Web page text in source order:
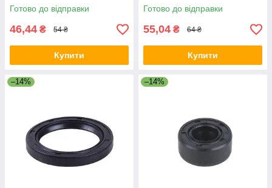
Готово до відправки
46,44 ₴ 54 ₴
Купити
Готово до відправки
55,04 ₴ 64 ₴
Купити
–14% –14%